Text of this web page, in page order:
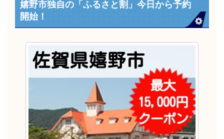
嬉野市独自の「ふるさと割」今日から予約
開始！